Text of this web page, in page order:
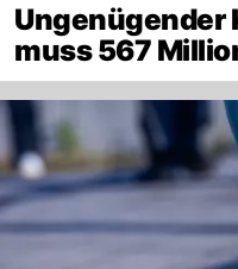
Ungenügender
muss 567